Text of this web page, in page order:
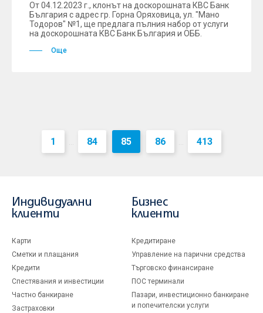
От 04.12.2023 г., клонът на доскорошната КВС Банк
България с адрес гр. Горна Оряховица, ул. "Мано
Тодоров" №1, ще предлага пълния набор от услуги
на доскорошната КВС Банк България и ОББ.
Още
1 ... 84 85 86 ... 413
Индивидуални
клиенти
Карти
Сметки и плащания
Кредити
Спестявания и инвестиции
Частно банкиране
Застраховки
Бизнес
клиенти
Кредитиране
Управление на парични средства
Търговско финансиране
ПОС терминали
Пазари, инвестиционно банкиране
и попечителски услуги